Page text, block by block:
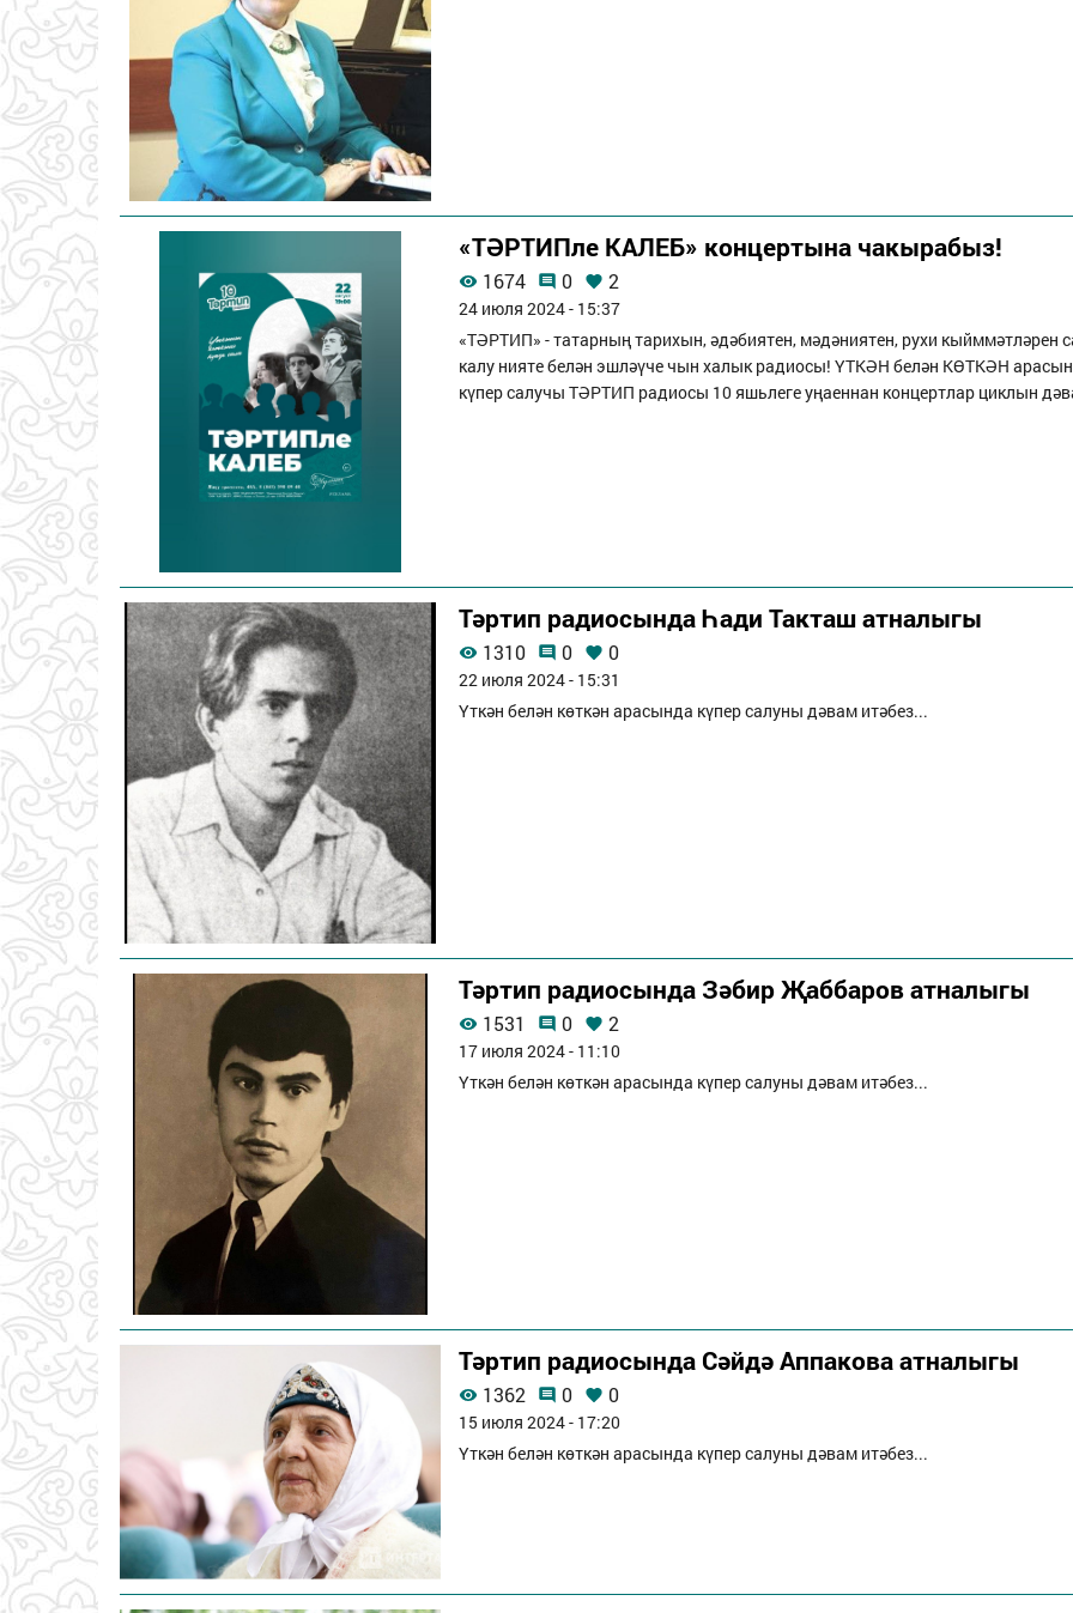
«ТӘРТИПле КАЛЕБ» концертына чакырабыз!
1674 0 2
24 июля 2024 - 15:37
«ТӘРТИП» - татарның тарихын, әдәбиятен, мәдәниятен, рухи кыйммәтләрен
калу нияте белән эшләүче чын халык радиосы! ҮТКӘН белән КӨТКӘН
күпер салучы ТӘРТИП радиосы 10 яшьлеге уңаеннан концертлар циклын
Тәртип радиосында Һади Такташ атналыгы
1310 0 0
22 июля 2024 - 15:31
Үткән белән көткән арасында күпер салуны дәвам итәбез...
Тәртип радиосында Зәбир Җаббаров атналыгы
1531 0 2
17 июля 2024 - 11:10
Үткән белән көткән арасында күпер салуны дәвам итәбез...
Тәртип радиосында Сәйдә Аппакова атналыгы
1362 0 0
15 июля 2024 - 17:20
Үткән белән көткән арасында күпер салуны дәвам итәбез...